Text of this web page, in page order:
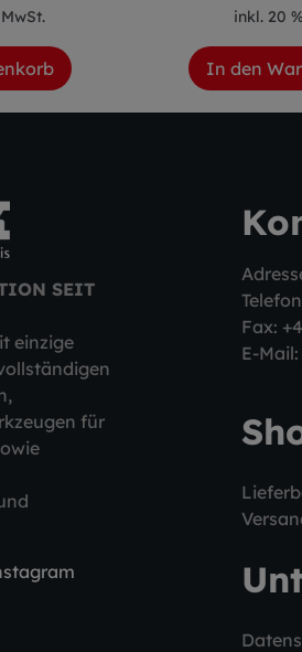
inkl. 20
In den
SEIT
einzige
für
Fax:
E-Mail: